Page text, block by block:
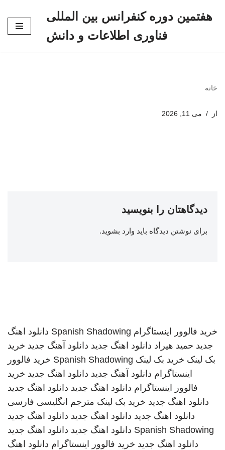
هفتمین دوره کنفرانس بین المللی
فناوری اطلاعات و دانش
خانه
از می 11, 2026
دیدگاهتان را بنویسید
برای نوشتن دیدگاه باید وارد بشوید.
خرید فالوور اینستاگرام Spanish Shadowing دانلود اهنگ
جدید حمید هیراد دانلود اهنگ جدید دانلود آهنگ جدید خرید
بک لینک خرید بک لینک Spanish Shadowing خرید فالوور
اینستاگرام دانلود آهنگ جدید دانلود اهنگ جدید خرید
فالوور اینستاگرام دانلود اهنگ جدید دانلود اهنگ جدید
دانلود اهنگ جدید خرید بک لینک مترجم انگلیسی فارسی
دانلود اهنگ جدید دانلود اهنگ جدید دانلود اهنگ جدید
Spanish Shadowing دانلود اهنگ جدید دانلود اهنگ جدید
دانلود اهنگ جدید خرید فالوور اینستاگرام دانلود اهنگ